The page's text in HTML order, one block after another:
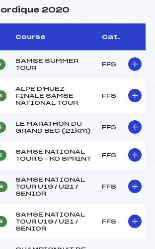
2020
Course Cat.
SAMSE SUMMER
TOUR
FFS
ALPE D'HUEZ
FINALE SAMSE
NATIONAL TOUR
FFS
LE MARATHON DU
GRAND BEC (21km)
FFS
SAMSE NATIONAL
TOUR 5 – KO SPRINT
FFS
SAMSE NATIONAL
TOUR U19 / U21 /
SENIOR
FFS
SAMSE NATIONAL
TOUR U19 / U21 /
SENIOR
FFS